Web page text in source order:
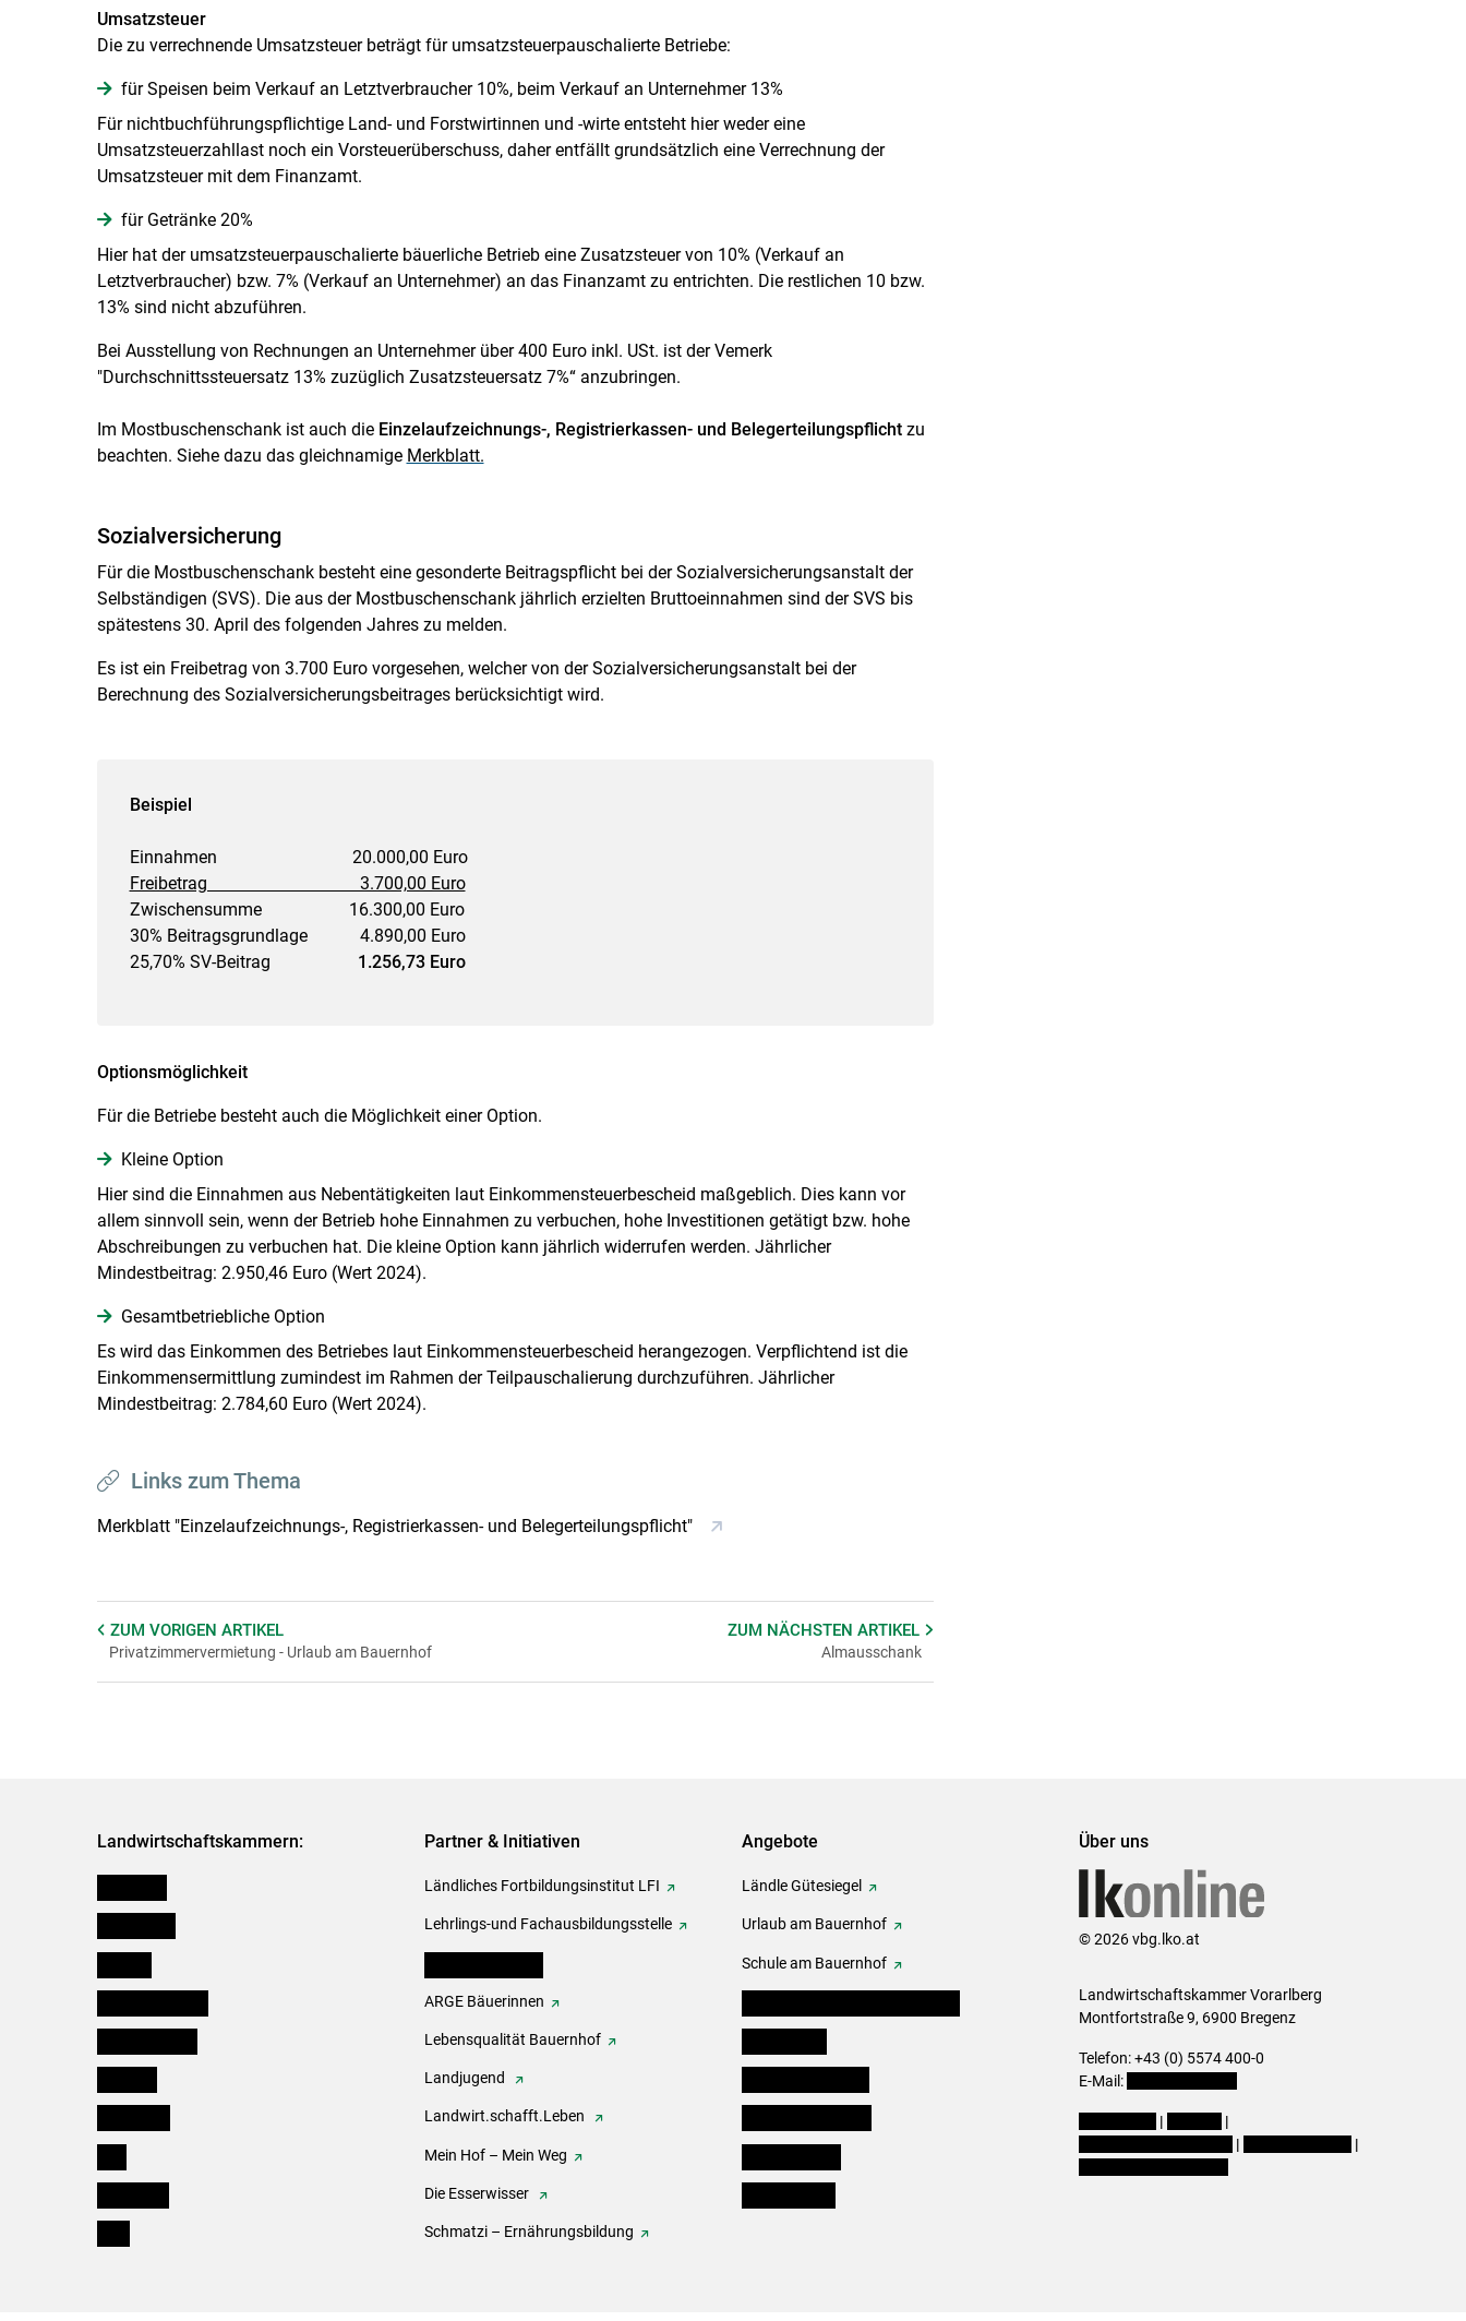
Umsatzsteuer
Die zu verrechnende Umsatzsteuer beträgt für umsatzsteuerpauschalierte Betriebe:
für Speisen beim Verkauf an Letztverbraucher 10%, beim Verkauf an Unternehmer 13%
Für nichtbuchführungspflichtige Land- und Forstwirtinnen und -wirte entsteht hier weder eine
Umsatzsteuerzahllast noch ein Vorsteuerüberschuss, daher entfällt grundsätzlich eine Verrechnung der
Umsatzsteuer mit dem Finanzamt.
für Getränke 20%
Hier hat der umsatzsteuerpauschalierte bäuerliche Betrieb eine Zusatzsteuer von 10% (Verkauf an
Letztverbraucher) bzw. 7% (Verkauf an Unternehmer) an das Finanzamt zu entrichten. Die restlichen 10 bzw.
13% sind nicht abzuführen.
Bei Ausstellung von Rechnungen an Unternehmer über 400 Euro inkl. USt. ist der Vemerk
"Durchschnittssteuersatz 13% zuzüglich Zusatzsteuersatz 7%“ anzubringen.
Im Mostbuschenschank ist auch die Einzelaufzeichnungs-, Registrierkassen- und Belegerteilungspflicht zu
beachten. Siehe dazu das gleichnamige Merkblatt.
Sozialversicherung
Für die Mostbuschenschank besteht eine gesonderte Beitragspflicht bei der Sozialversicherungsanstalt der
Selbständigen (SVS). Die aus der Mostbuschenschank jährlich erzielten Bruttoeinnahmen sind der SVS bis
spätestens 30. April des folgenden Jahres zu melden.
Es ist ein Freibetrag von 3.700 Euro vorgesehen, welcher von der Sozialversicherungsanstalt bei der
Berechnung des Sozialversicherungsbeitrages berücksichtigt wird.
Beispiel
Einnahmen 20.000,00 Euro
Freibetrag 3.700,00 Euro
Zwischensumme 16.300,00 Euro
30% Beitragsgrundlage 4.890,00 Euro
25,70% SV-Beitrag
1.256,73 Euro
Optionsmöglichkeit
Für die Betriebe besteht auch die Möglichkeit einer Option.
Kleine Option
Hier sind die Einnahmen aus Nebentätigkeiten laut Einkommensteuerbescheid maßgeblich. Dies kann vor
allem sinnvoll sein, wenn der Betrieb hohe Einnahmen zu verbuchen, hohe Investitionen getätigt bzw. hohe
Abschreibungen zu verbuchen hat. Die kleine Option kann jährlich widerrufen werden. Jährlicher
Mindestbeitrag: 2.950,46 Euro (Wert 2024).
Gesamtbetriebliche Option
Es wird das Einkommen des Betriebes laut Einkommensteuerbescheid herangezogen. Verpflichtend ist die
Einkommensermittlung zumindest im Rahmen der Teilpauschalierung durchzuführen. Jährlicher
Mindestbeitrag: 2.784,60 Euro (Wert 2024).
Links zum Thema
Merkblatt "Einzelaufzeichnungs-, Registrierkassen- und Belegerteilungspflicht"
ZUM VORIGEN ARTIKEL
Privatzimmervermietung - Urlaub am Bauernhof
ZUM NÄCHSTENARTIKEL
Almausschank
Landwirtschaftskammern: Partner & Initiativen
Ländliches Fortbildungsinstitut LFI
Lehrlings-und Fachausbildungsstelle
ARGE Bäuerinnen
Lebensqualität Bauernhof
Landjugend
Landwirt.schafft.Leben
Mein Hof – Mein Weg
Die Esserwisser
Schmatzi – Ernährungsbildung
Angebote
Ländle Gütesiegel
Urlaub am Bauernhof
Schule am Bauernhof
Über uns
© 2026 vbg.lko.at
Landwirtschaftskammer Vorarlberg
Montfortstraße 9, 6900 Bregenz
Telefon: +43 (0) 5574 400-0
E-Mail:
|
|
|
|